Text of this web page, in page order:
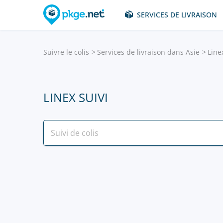
SERVICES DE LIVRAISON
Suivre le colis Services de livraison dans Asie
LINEX SUIVI